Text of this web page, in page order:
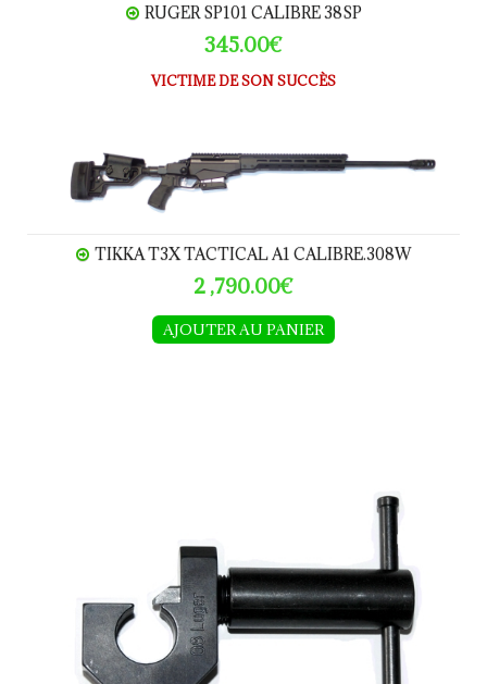
RUGER SP101 CALIBRE 38SP
345.00€
VICTIME DE SON SUCCÈS
TIKKA T3x TACtical A1 calibre.308W
TIKKA T3X TACTICAL A1 CALIBRE.308W
2 ,790.00€
AJOUTER AU PANIER